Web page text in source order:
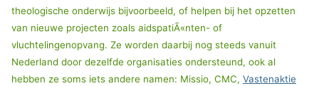
theologische onderwijs bijvoorbeeld, of helpen bij het opzetten
van nieuwe projecten zoals aidspatiÃ«nten- of
vluchtelingenopvang. Ze worden daarbij nog steeds vanuit
Nederland door dezelfde organisaties ondersteund, ook al
hebben ze soms iets andere namen: Missio, CMC, Vastenaktie